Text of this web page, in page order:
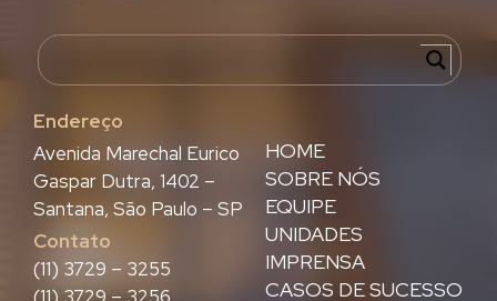
Endereço
HOME
SOBRE NÓS
EQUIPE
UNIDADES
IMPRENSA
CASOS DE SUCESSO
Avenida Marechal Eurico
Gaspar Dutra, 1402 –
Santana, São Paulo – SP
Contato
(11) 3729 – 3255